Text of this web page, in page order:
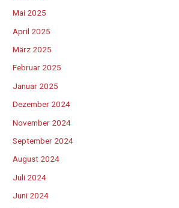
Mai 2025
April 2025
März 2025
Februar 2025
Januar 2025
Dezember 2024
November 2024
September 2024
August 2024
Juli 2024
Juni 2024